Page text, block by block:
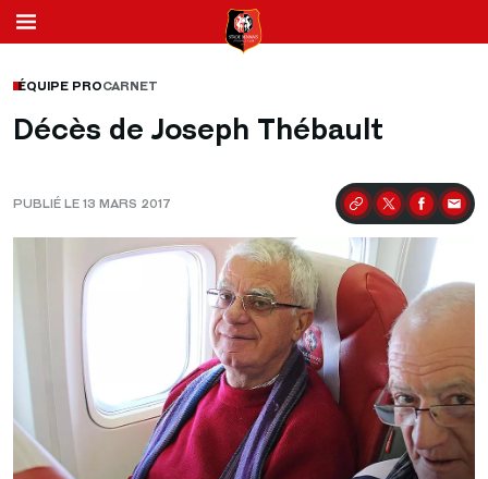
ÉQUIPE PROCARNET
Décès de Joseph Thébault
PUBLIÉ LE 13 MARS 2017 Partager